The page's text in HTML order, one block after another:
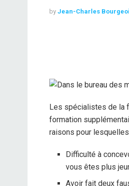
by Jean-Charles
Les spécialistes de la
formation
raisons pour
Difficulté à
vous êtes plus
Avoir fait deux